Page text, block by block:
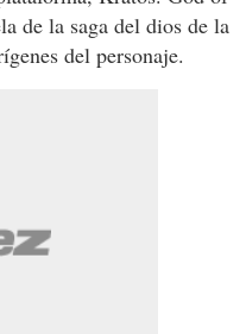
de la saga del dios de la
del personaje.